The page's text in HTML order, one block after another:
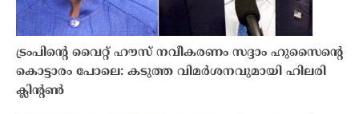
ട്രംപിൻ്റെ വൈറ്റ് ഹൗസ് നവീകരണം സദ്ദാം ഹുസൈൻ്റെ
കൊട്ടാരം പോലെ: കടുത്ത വിമർശനവുമായി ഹിലരി
ക്ലിൻ്റൺ